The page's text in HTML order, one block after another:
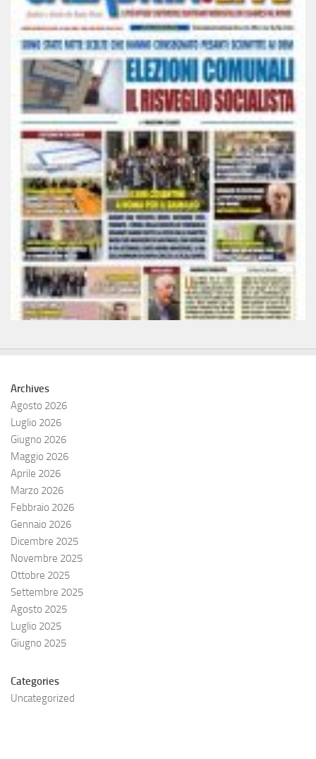
Archives
Agosto 2026
Luglio 2026
Giugno 2026
Maggio 2026
Aprile 2026
Marzo 2026
Febbraio 2026
Gennaio 2026
Dicembre 2025
Novembre 2025
Ottobre 2025
Settembre 2025
Agosto 2025
Luglio 2025
Giugno 2025
Categories
Uncategorized